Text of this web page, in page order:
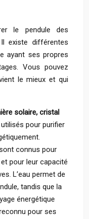
le pendule des
existe différentes
ayant ses propres
Vous pouvez
le mieux et qui
solaire, cristal
pour purifier
connus pour
pour leur capacité
L’eau permet de
tandis que la
énergétique
pour ses